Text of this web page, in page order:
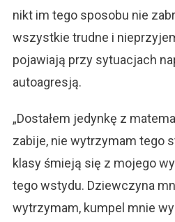
nikt im tego sposobu nie
wszystkie trudne i
pojawiają przy sytuacjach
autoagresją.
„Dostałem jedynkę z
zabije, nie wytrzymam tego
klasy śmieją się z mojego
tego wstydu. Dziewczyna
wytrzymam, kumpel mnie